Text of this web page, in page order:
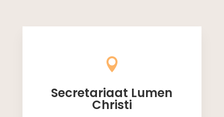

Secretariaat Lumen
Christi